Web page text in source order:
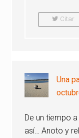
Citar
Una
De un tiempo
así… Anoto y